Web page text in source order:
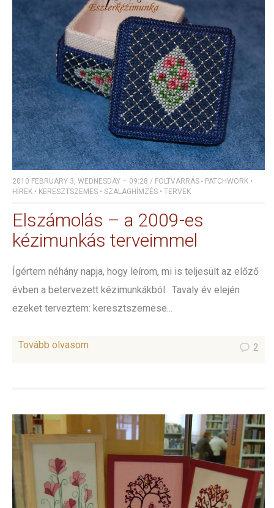
2010 FEBRUARY 3, WEDNESDAY – 09:28 / FOLTVARRÁS - PATCHWORK •
HÍREK • KERESZTSZEMES • SZALAGHÍMZÉS • TERVEK
Elszámolás – a 2009-es
kézimunkás terveimmel
Ígértem néhány napja, hogy leírom, mi is teljesült az előző
évben a betervezett kézimunkákból. Tavaly év elején
ezeket terveztem: keresztszemese...
Tovább olvasom 2